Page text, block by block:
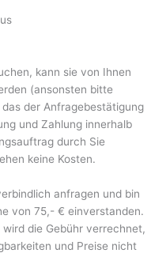
kann sie von Ihnen
(ansonsten bitte
der Anfragebestätigung
und Zahlung innerhalb
durch Sie
keine Kosten.
anfragen und bin
von 75,- € einverstanden.
die Gebühr verrechnet,
und Preise nicht